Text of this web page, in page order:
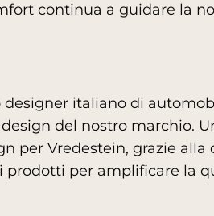
continua a guidare la
italiano di
del nostro marchio.
per Vredestein, grazie
prodotti per amplificare la